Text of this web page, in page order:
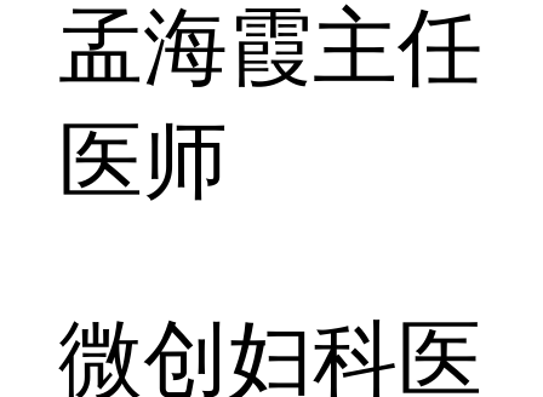
孟海霞主任
医师
微创妇科医